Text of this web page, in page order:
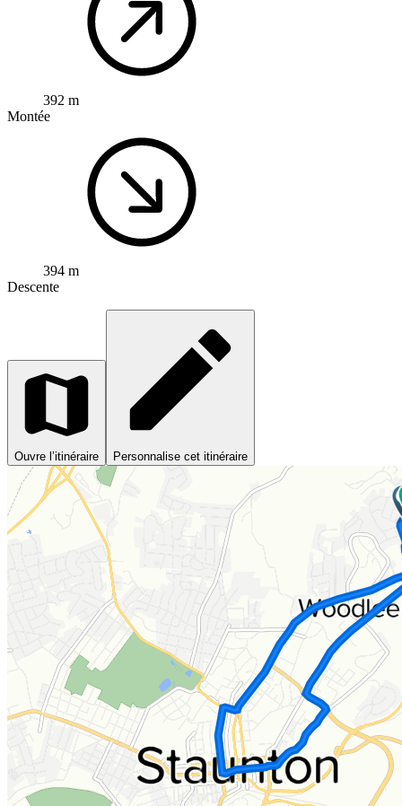
392 m
Montée
394 m
Descente
Ouvre l’itinéraire Personnalise cet itinéraire